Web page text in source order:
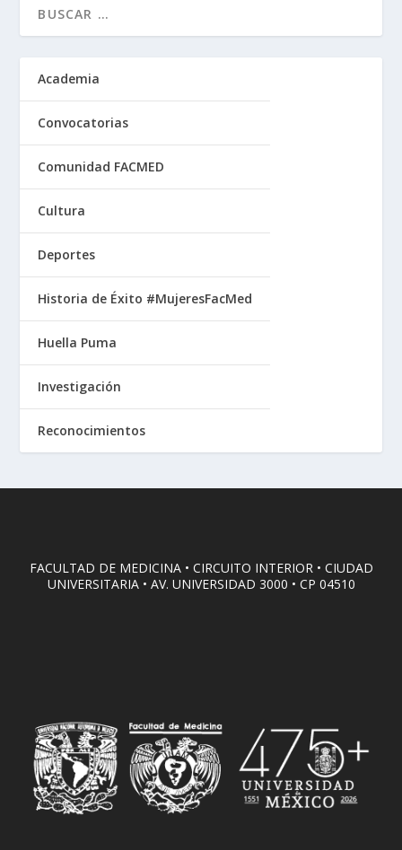
Academia
Convocatorias
Comunidad FACMED
Cultura
Deportes
Historia de Éxito #MujeresFacMed
Huella Puma
Investigación
Reconocimientos
FACULTAD DE MEDICINA • CIRCUITO INTERIOR • CIUDAD
UNIVERSITARIA • AV. UNIVERSIDAD 3000 • CP 04510